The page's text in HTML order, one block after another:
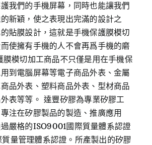
我們的手機屏幕，同時也能讓我們
新穎，使之表現出完滿的設計之
貼膜設計，這就是手機保護膜模切
使擁有手機的人不會再爲手機的磨
膜模切加工商品不只僅是用在手機保
到電腦屏幕等電子商品外表、金屬
品外表、塑料商品外表、型材商品
表等等。 達豐矽膠為專業矽膠工
注在矽膠製品的製造、推廣應用
嚴格的ISO9001國際質量體系認證
量管理體系認證。所產製出的矽膠